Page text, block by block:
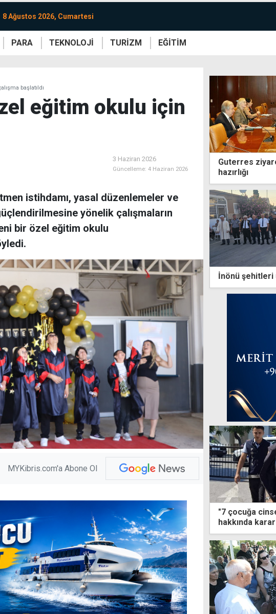
8 Ağustos 2026, Cumartesi
PARA TEKNOLOJİ TURİZM EĞİTİM
başlatıldı
eğitim okulu için
3 Haziran 2026
Güncelleme: 4 Haziran 2026
istihdamı, yasal düzenlemeler ve
yönelik çalışmaların
bir özel eğitim okulu
MYKibris.com'a Abone Ol
Guterres
hazırlığı
İnönü şehitleri
"7 çocuğa
hakkında